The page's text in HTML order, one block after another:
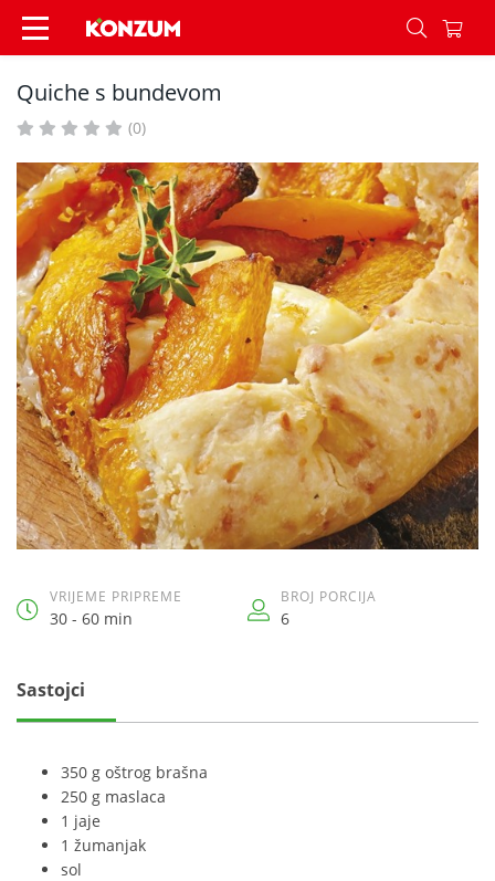
Quiche s bundevom - Recepti - Konzum
Quiche s bundevom
(0)
VRIJEME PRIPREME
30 - 60 min
BROJ PORCIJA
6
Sastojci
350 g oštrog brašna
250 g maslaca
1 jaje
1 žumanjak
sol